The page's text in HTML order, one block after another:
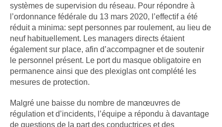
systèmes de supervision du réseau. Pour répondre à
l’ordonnance fédérale du 13 mars 2020, l’effectif a été
réduit a minima: sept personnes par roulement, au lieu de
neuf habituellement. Les managers directs étaient
également sur place, afin d’accompagner et de soutenir
le personnel présent. Le port du masque obligatoire en
permanence ainsi que des plexiglas ont complété les
mesures de protection.
Malgré une baisse du nombre de manœuvres de
régulation et d’incidents, l’équipe a répondu à davantage
de questions de la part des conductrices et des